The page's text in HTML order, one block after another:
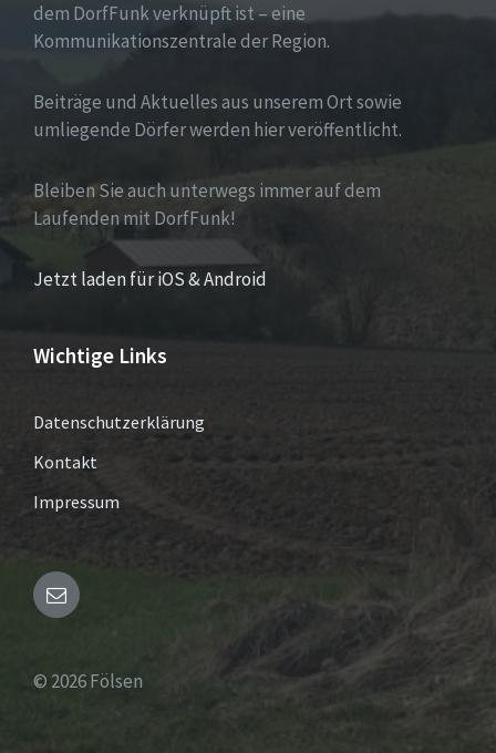
dem DorfFunk verknüpft ist – eine
Kommunikationszentrale der Region.
Beiträge und Aktuelles aus unserem Ort sowie
umliegende Dörfer werden hier veröffentlicht.
Bleiben Sie auch unterwegs immer auf dem
Laufenden mit DorfFunk!
Jetzt laden für iOS & Android
Wichtige Links
Datenschutzerklärung
Kontakt
Impressum
Email
© 2026 Fölsen